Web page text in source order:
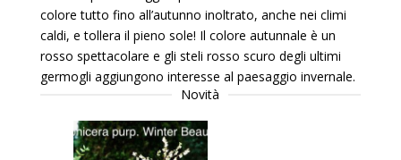
colore tutto fino all’autunno inoltrato, anche nei climi
caldi, e tollera il pieno sole! Il colore autunnale è un
rosso spettacolare e gli steli rosso scuro degli ultimi
germogli aggiungono interesse al paesaggio invernale.
Novità